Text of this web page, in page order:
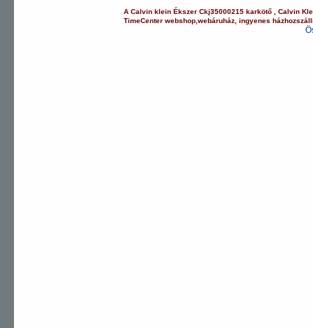
ACalvin klein Ékszer Ckj35000215 karkötő ,Calvin
TimeCenter webshop ,webáruház ,ingyenes